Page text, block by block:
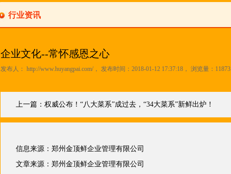
行业资讯
企业文化--常怀感恩之心
发布人： http://www.huyangpai.com/， 发布时间：2018-01-12 17:37:18， 浏览量：11873
上一篇： 权威公布！“八大菜系”成过去，“34大菜系”新鲜出炉！
信息来源： 郑州金顶鲜企业管理有限公司
文章来源： 郑州金顶鲜企业管理有限公司